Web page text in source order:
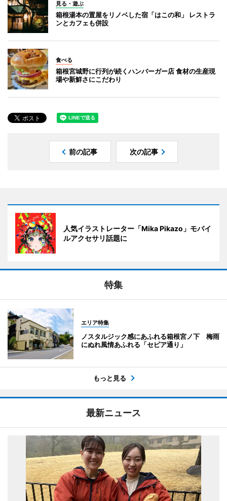
見る・遊ぶ
箱根湯本の置屋をリノベした宿「はこの和」 レストラ
ンとカフェも併設
食べる
箱根宮城野に行列が続くハンバーガー店 食材の生産現
場や新鮮さにこだわり
前の記事 次の記事
人気イラストレーター「Mika Pikazo」モバイ
ルアクセサリ話題に
特集
エリア特集
ノスタルジック感にあふれる箱根宮ノ下 梅雨
にぬれ風情あふれる「セピア通り」
もっと見る
最新ニュース